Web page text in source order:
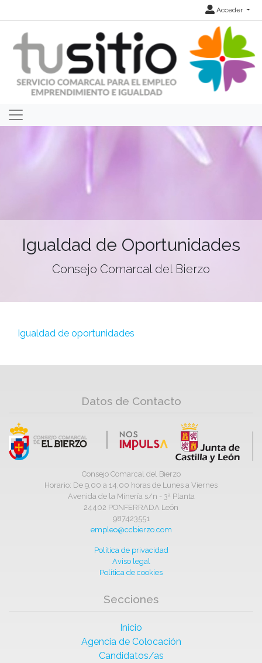
Acceder
Igualdad de Oportunidades
Consejo Comarcal del Bierzo
Igualdad de oportunidades
Datos de Contacto
Consejo Comarcal del Bierzo
Horario: De 9,00 a 14,00 horas de Lunes a Viernes
Avenida de la Minería s/n - 3ª Planta
24402 PONFERRADA León
987423551
empleo@ccbierzo.com
Política de privacidad
Aviso legal
Política de cookies
Secciones
Inicio
Agencia de Colocación
Candidatos/as